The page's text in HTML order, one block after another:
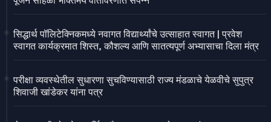
सिद्धार्थ पॉलिटेक्निकमध्ये नवागत विद्यार्थ्यांचे उत्साहात स्वागत | प्रवेश
स्वागत कार्यक्रमात शिस्त, कौशल्य आणि सातत्यपूर्ण अभ्यासाचा दिला मंत्र
परीक्षा व्यवस्थेतील सुधारणा सुचविण्यासाठी राज्य मंडळाचे येळवीचे सुपुत्र
शिवाजी खांडेकर यांना पत्र